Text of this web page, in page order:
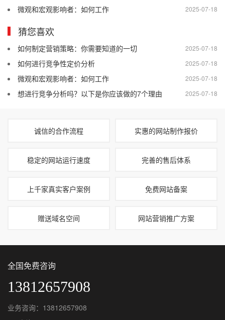
2025-07-18
微观和宏观影响者：如何工作
猜您喜欢
2025-07-18
如何制定营销策略：你需要知道的一切
2025-07-18
如何进行竞争性定价分析
2025-07-18
微观和宏观影响者：如何工作
2025-07-18
想进行竞争分析吗？以下是你应该做的7个理由
诚信的合作流程 实惠的网站制作报价
稳定的网站运行速度 完善的售后体系
上千家真实客户案例 免费网站备案
赠送域名空间 网站营销推广方案
全国免费咨询
13812657908
业务咨询：13812657908